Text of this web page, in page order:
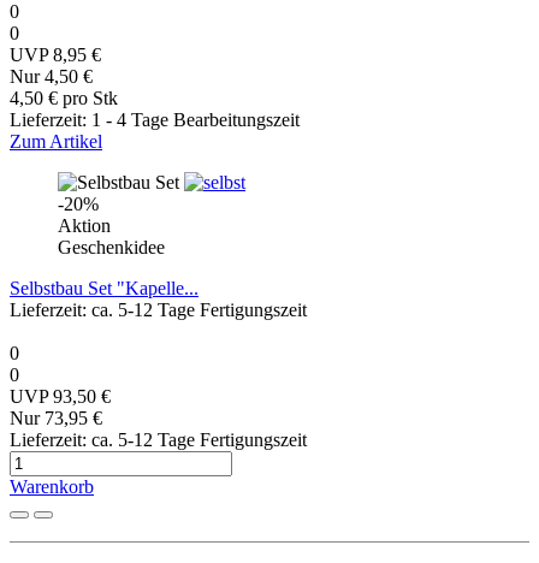
0
0
UVP 8,95 €
Nur 4,50 €
4,50 € pro Stk
Lieferzeit: 1 - 4 Tage Bearbeitungszeit
Zum Artikel
-20%
Aktion
Geschenkidee
Selbstbau Set "Kapelle...
Lieferzeit: ca. 5-12 Tage Fertigungszeit
0
0
UVP 93,50 €
Nur 73,95 €
Lieferzeit: ca. 5-12 Tage Fertigungszeit
Warenkorb